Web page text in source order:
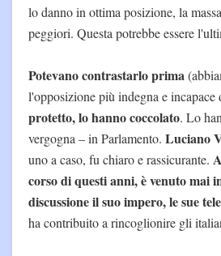
lo danno in ottima posizione, la
peggiori. Questa potrebbe essere
Potevano contrastarlo prima
l'opposizione più indegna e incapace
protetto, lo hanno coccolato. Lo
vergogna – in Parlamento. Luciano
uno a caso, fu chiaro e rassicurante.
corso di questi anni, è venuto mai
discussione il suo impero, le sue
ha contribuito a rincoglionire gli